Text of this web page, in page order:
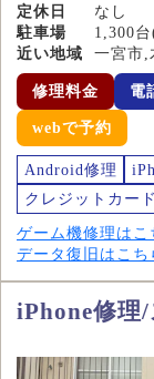
定休日
なし
駐車場
1,300
近い地域
一宮市,
修理料金 電
webで予約
Android修理
クレジットカー
ゲーム機修理はこ
データ復旧はこち
iPhone修理